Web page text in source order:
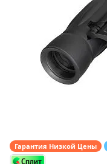
Гарантия Низкой Цены